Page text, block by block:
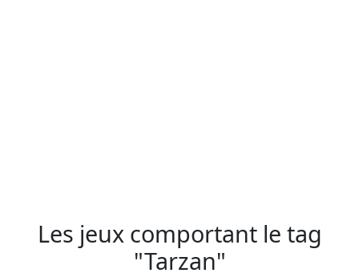
Les jeux comportant le tag
"Tarzan"